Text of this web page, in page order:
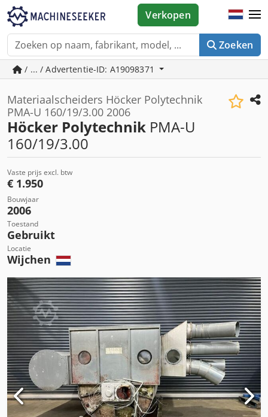
Zoeken
Verkopen
/ ... / Advertentie-ID: A19098371
Materiaalscheiders Höcker Polytechnik
PMA-U 160/19/3.00 2006
Höcker Polytechnik PMA-U
160/19/3.00
Vaste prijs excl. btw
€ 1.950
Bouwjaar
2006
Toestand
Gebruikt
Locatie
Wijchen